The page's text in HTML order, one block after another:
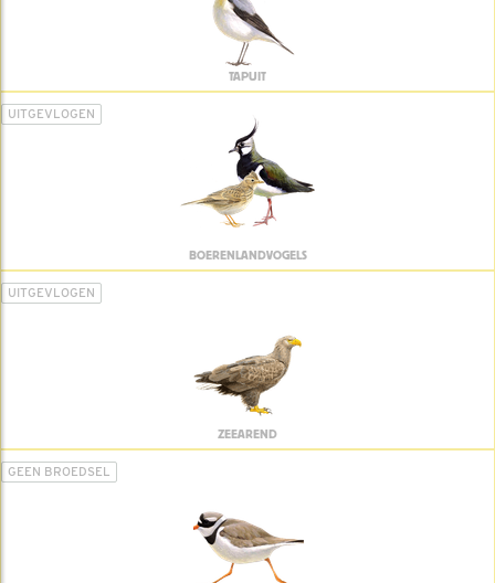
TAPUIT
UITGEVLOGEN
BOERENLANDVOGELS
UITGEVLOGEN
ZEEAREND
GEEN BROEDSEL